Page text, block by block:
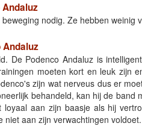
nodig. Ze hebben weinig
Andaluz
De Podenco Andaluz is
moeten kort en leuk zijn
zijn wat nerveus dus er
behandeld, kan hij de band
loyaal aan zijn baasje als hij
niet aan zijn verwachtingen voldoet.